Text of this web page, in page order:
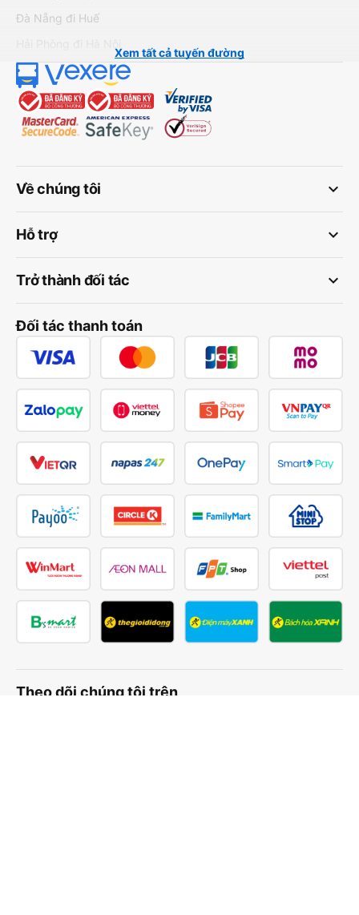
Đà Nẵng đi Huế
Xem tất cả tuyến đường
keyboard_arrow_down
Về chúng tôi
keyboard_arrow_down
Hỗ trợ
keyboard_arrow_down
Trở thành đối tác
Đối tác thanh toán
Theo dõi chúng tôi trên